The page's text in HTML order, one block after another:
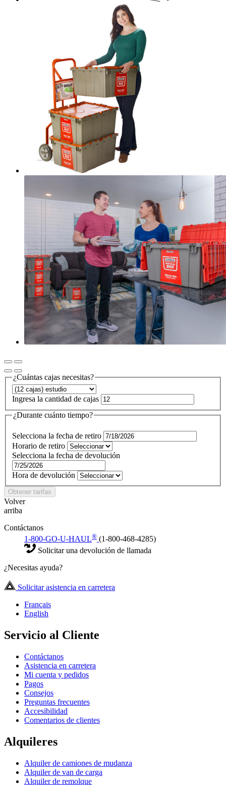
¿Cuántas cajas necesitas?
Ingresa la cantidad de cajas
¿Durante cuánto tiempo?
Selecciona la fecha de retiro
Horario de retiro
Selecciona la fecha de devolución
Hora de devolución
Obtener tarifas
Volver
arriba
Contáctanos
1-800-GO-U-HAUL® (1-800-468-4285)
Solicitar una devolución de llamada
¿Necesitas ayuda?
Solicitar asistencia en carretera
Français
English
Servicio al Cliente
Contáctanos
Asistencia en carretera
Mi cuenta y pedidos
Pagos
Consejos
Preguntas frecuentes
Accesibilidad
Comentarios de clientes
Alquileres
Alquiler de camiones de mudanza
Alquiler de van de carga
Alquiler de remolque